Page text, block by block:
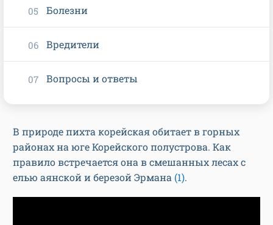
В природе пихта корейская обитает в горных
районах на юге Корейского полустрова. Как
правило встречается она в смешанных лесах с
елью аянской и березой Эрмана (1).
Болезни
Вредители
Вопросы и ответы